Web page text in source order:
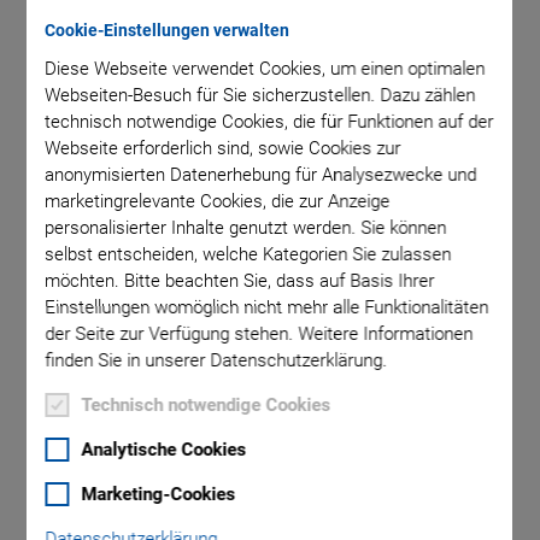
Cookie-Einstellungen verwalten
Diese Webseite verwendet Cookies, um einen optimalen
Webseiten-Besuch für Sie sicherzustellen. Dazu zählen
technisch notwendige Cookies, die für Funktionen auf der
Webseite erforderlich sind, sowie Cookies zur
anonymisierten Datenerhebung für Analysezwecke und
marketingrelevante Cookies, die zur Anzeige
personalisierter Inhalte genutzt werden. Sie können
selbst entscheiden, welche Kategorien Sie zulassen
möchten. Bitte beachten Sie, dass auf Basis Ihrer
Einstellungen womöglich nicht mehr alle Funktionalitäten
der Seite zur Verfügung stehen. Weitere Informationen
finden Sie in unserer Datenschutzerklärung.
Technisch notwendige Cookies
Analytische Cookies
Marketing-Cookies
NEU
N-331.2xU
Vakuumgeeigneter
PICMAWalk